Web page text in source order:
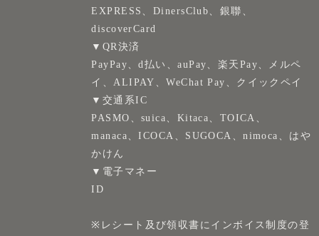
EXPRESS、DinersClub、銀聯、
discoverCard
▼QR決済
PayPay、d払い、auPay、楽天Pay、メルペ
イ、ALIPAY、WeChat Pay、クイックペイ
▼交通系IC
PASMO、suica、Kitaca、TOICA、
manaca、ICOCA、SUGOCA、nimoca、はや
かけん
▼電子マネー
ID
※レシート及び領収書にインボイス制度の登